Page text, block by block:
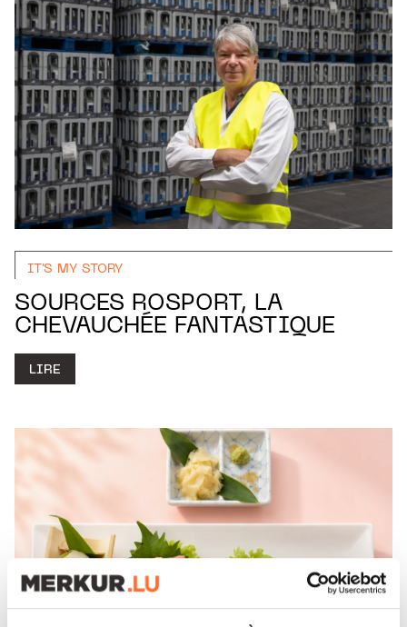
IT'S MY STORY
SOURCES ROSPORT, LA
CHEVAUCHÉE FANTASTIQUE
LIRE